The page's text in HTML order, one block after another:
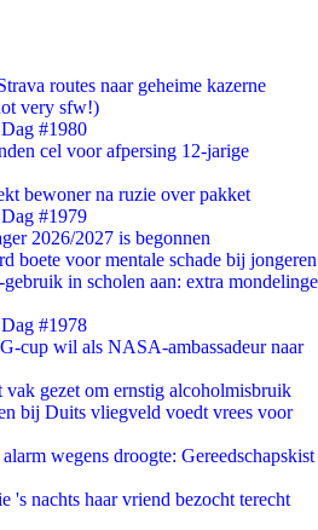
routes naar geheime kazerne
very sfw!)
#1980
cel voor afpersing 12-jarige
bewoner na ruzie over pakket
#1979
2026/2027 is begonnen
boete voor mentale schade bij jongeren
in scholen aan: extra mondelinge
#1978
cup wil als NASA-ambassadeur naar
vak gezet om ernstig alcoholmisbruik
bij Duits vliegveld voedt vrees voor
wegens droogte: Gereedschapskist
's nachts haar vriend bezocht terecht